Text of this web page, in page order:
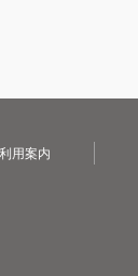
用案内